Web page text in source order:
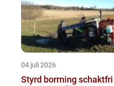
04 juli 2026
Styrd borrning schaktfri